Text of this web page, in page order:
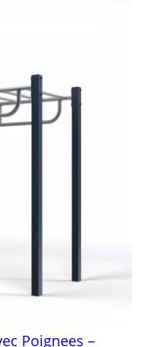
Poignees –